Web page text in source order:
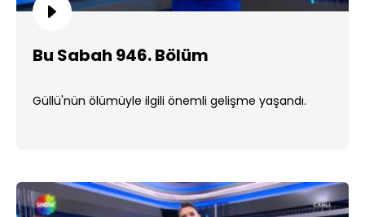
Bu Sabah 946. Bölüm
Güllü'nün ölümüyle ilgili önemli gelişme yaşandı.